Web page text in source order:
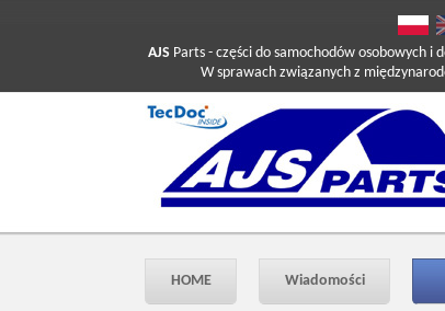
AJS Parts - części do samochodów osobowych i
W sprawach związanych z
HOME Wiadomości